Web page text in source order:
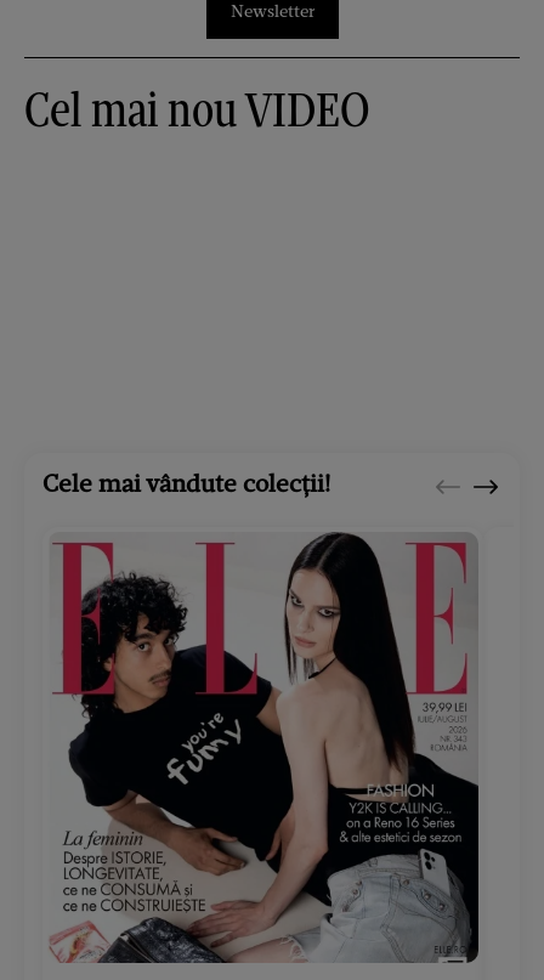
Newsletter
Cel mai nou VIDEO
Cele mai vândute colecții!